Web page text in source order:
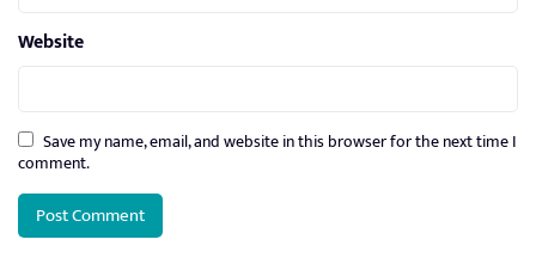
Website
Save my name, email, and website in this browser for the next time I
comment.